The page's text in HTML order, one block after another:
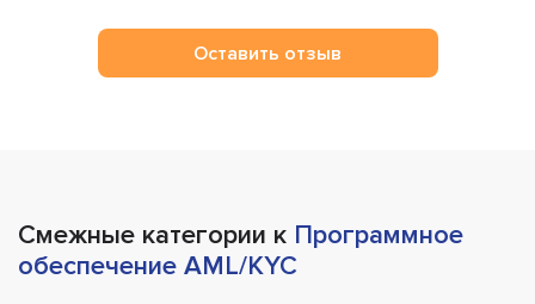
Оставить отзыв
Смежные категории к Программное
обеспечение AML/KYC